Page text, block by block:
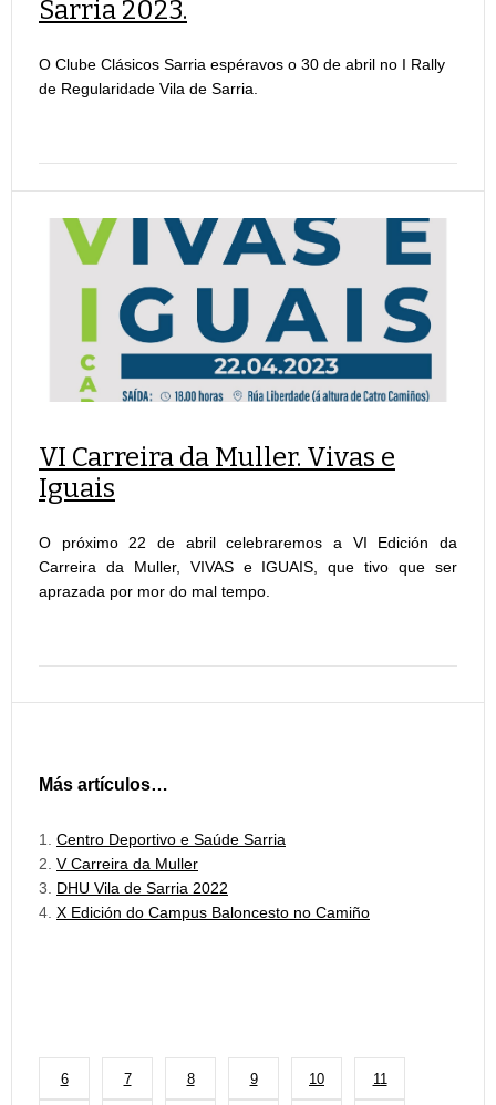
Sarria 2023.
O Clube Clásicos Sarria espéravos o 30 de abril no I Rally
de Regularidade Vila de Sarria.
VI Carreira da Muller. Vivas e
Iguais
O próximo 22 de abril celebraremos a VI Edición da
Carreira da Muller, VIVAS e IGUAIS, que tivo que ser
aprazada por mor do mal tempo.
Más artículos…
Centro Deportivo e Saúde Sarria
V Carreira da Muller
DHU Vila de Sarria 2022
X Edición do Campus Baloncesto no Camiño
6 7 8 9 10 11